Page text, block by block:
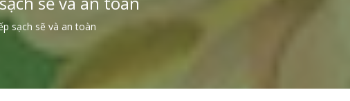
sạch sẽ và an toàn